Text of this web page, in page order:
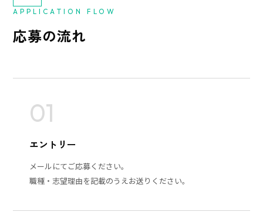
APPLICATION FLOW
応募の流れ
01
エントリー
メールにてご応募ください。
職種・志望理由を記載のうえお送りください。